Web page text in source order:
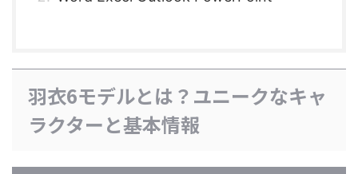
羽衣6モデルとは？ユニークなキャ
ラクターと基本情報